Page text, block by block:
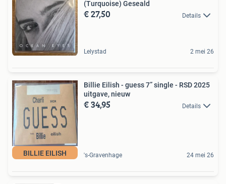
(Turquoise) Geseald
€ 27,50 Details
Lelystad 2 mei 26
BILLIE EILISH
Billie Eilish - guess 7” single - RSD 2025
uitgave, nieuw
€ 34,95 Details
's-Gravenhage 24 mei 26